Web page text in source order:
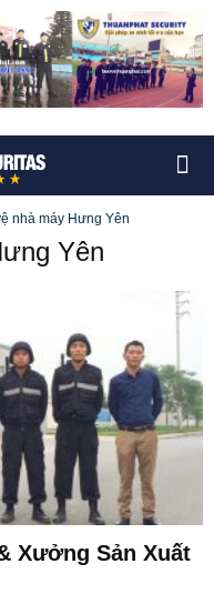
nhà máy Hưng Yên
Yên
Xưởng Sản Xuất